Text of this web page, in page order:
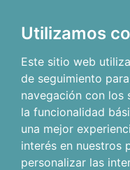
Utilizamos
Este sitio web
de seguimiento
navegación con los
la funcionalidad
una mejor
interés en nuestros
personalizar las